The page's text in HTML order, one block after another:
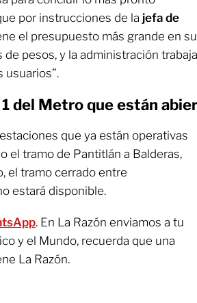
por instrucciones de la jefa de
el presupuesto más grande en su
pesos, y la administración trabaja
usuarios”.
del Metro que están
que ya están operativas
el tramo de Pantitlán a Balderas,
el tramo cerrado entre
estará disponible.
. En La Razón enviamos a tu
y el Mundo, recuerda que una
La Razón.